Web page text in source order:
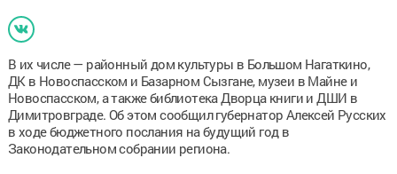
В их числе — районный дом культуры в Большом Нагаткино,
ДК в Новоспасском и Базарном Сызгане, музеи в Майне и
Новоспасском, а также библиотека Дворца книги и ДШИ в
Димитровграде. Об этом сообщил губернатор Алексей Русских
в ходе бюджетного послания на будущий год в
Законодательном собрании региона.